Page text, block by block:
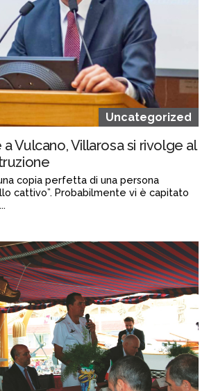
Uncategorized
Vulcano, Villarosa si rivolge al
copia perfetta di una persona
cattivo”. Probabilmente vi è capitato
3 days fa